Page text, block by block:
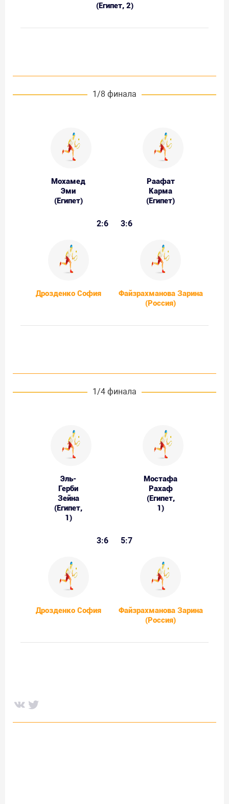
(Египет, 2)
1/8 финала
Мохамед
Эми
(Египет)
Раафат
Карма
(Египет)
2:6 3:6
Дрозденко София
Файзрахманова Зарина
(Россия)
1/4 финала
Эль-
Герби
Зейна
(Египет,
1)
Мостафа
Рахаф
(Египет,
1)
3:6 5:7
Дрозденко София
Файзрахманова Зарина
(Россия)